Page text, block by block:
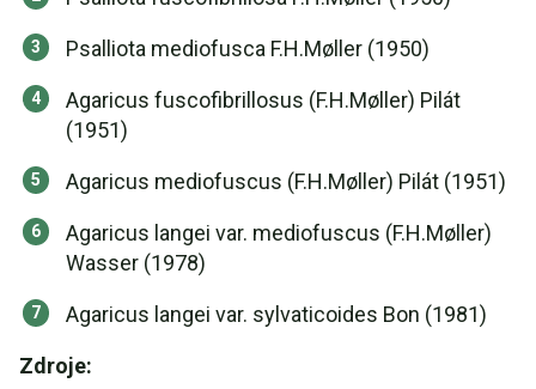
Psalliota mediofusca F.H.Møller (1950)
Agaricus fuscofibrillosus (F.H.Møller) Pilát
(1951)
Agaricus mediofuscus (F.H.Møller) Pilát (1951)
Agaricus langei var. mediofuscus (F.H.Møller)
Wasser (1978)
Agaricus langei var. sylvaticoides Bon (1981)
Zdroje: